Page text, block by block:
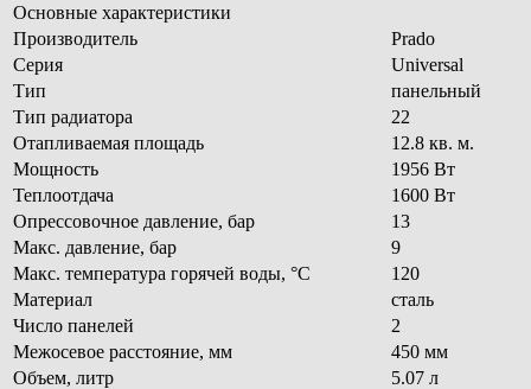
Основные характеристики
Производитель
Prado
Серия
Universal
Тип
панельный
Тип радиатора
22
Отапливаемая площадь
12.8 кв. м.
Мощность
1956 Вт
Теплоотдача
1600 Вт
Опрессовочное давление, бар
13
Макс. давление, бар
9
Макс. температура горячей воды, °С
120
Материал
сталь
Число панелей
2
Межосевое расстояние, мм
450 мм
Объем, литр
5.07 л